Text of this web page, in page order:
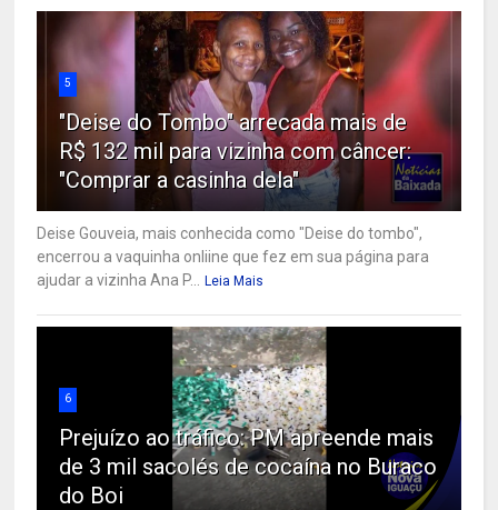
5
"Deise do Tombo" arrecada mais de
R$ 132 mil para vizinha com câncer:
"Comprar a casinha dela"
Deise Gouveia, mais conhecida como "Deise do tombo",
encerrou a vaquinha onliine que fez em sua página para
ajudar a vizinha Ana P...
Leia Mais
6
Prejuízo ao tráfico: PM apreende mais
de 3 mil sacolés de cocaína no Buraco
do Boi